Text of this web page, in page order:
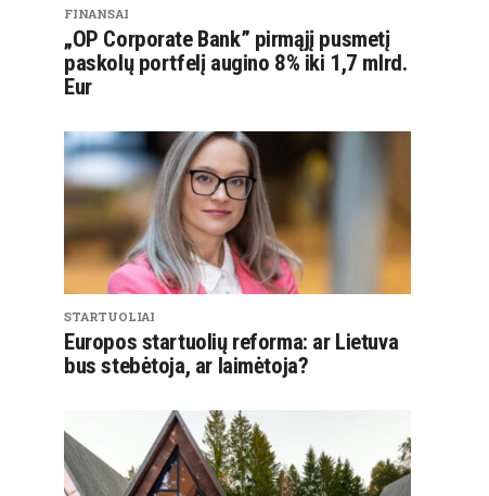
FINANSAI
„OP Corporate Bank” pirmąjį pusmetį
paskolų portfelį augino 8% iki 1,7 mlrd.
Eur
STARTUOLIAI
Europos startuolių reforma: ar Lietuva
bus stebėtoja, ar laimėtoja?